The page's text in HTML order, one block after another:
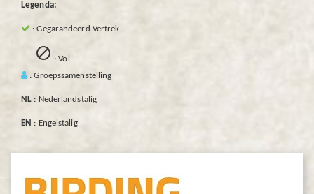
Legenda:
: Gegarandeerd Vertrek
 : Vol
: Groepssamenstelling
NL : Nederlandstalig
EN : Engelstalig